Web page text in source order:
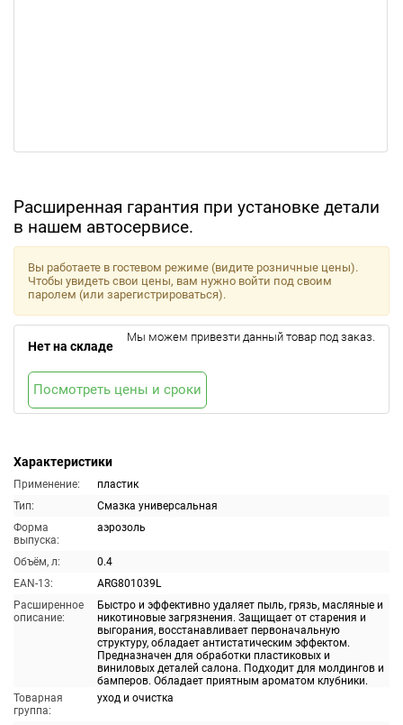
Расширенная гарантия при установке детали
в нашем автосервисе.
Характеристики
Применение:
пластик
Тип:
Смазка универсальная
Форма
выпуска:
аэрозоль
Объём, л:
0.4
EAN-13:
ARG801039L
Расширенное
описание:
Быстро и эффективно удаляет пыль, грязь, масляные и
никотиновые загрязнения. Защищает от старения и
выгорания, восстанавливает первоначальную
структуру, обладает антистатическим эффектом.
Предназначен для обработки пластиковых и
виниловых деталей салона. Подходит для молдингов и
бамперов. Обладает приятным ароматом клубники.
Товарная
группа:
уход и очистка
Вы работаете в гостевом режиме (видите розничные цены).
Чтобы увидеть свои цены, вам нужно войти под своим
паролем (или зарегистрироваться).
Нет на складе
Мы можем привезти данный товар под заказ.
Посмотреть цены и сроки